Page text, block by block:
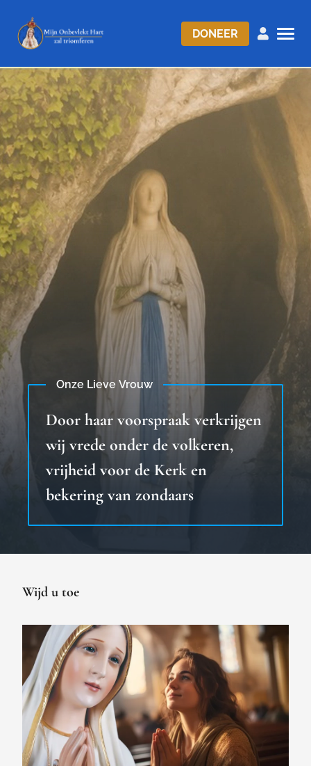
DONEER
Onze Lieve Vrouw
Door haar voorspraak verkrijgen
wij vrede onder de volkeren,
vrijheid voor de Kerk en
bekering van zondaars
Wijd u toe